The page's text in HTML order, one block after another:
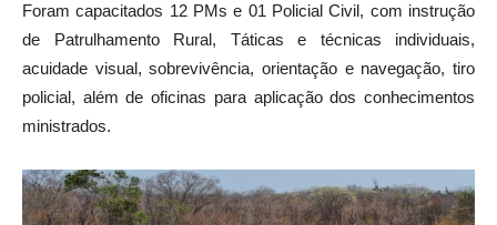
Foram capacitados 12 PMs e 01 Policial Civil, com instrução
de Patrulhamento Rural, Táticas e técnicas individuais,
acuidade visual, sobrevivência, orientação e navegação, tiro
policial, além de oficinas para aplicação dos conhecimentos
ministrados.